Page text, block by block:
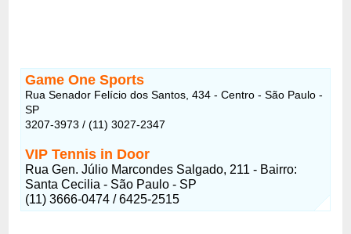
Game One Sports
Rua Senador Felício dos Santos, 434 - Centro - São Paulo -
SP
3207-3973 / (11) 3027-2347
VIP Tennis in Door
Rua Gen. Júlio Marcondes Salgado, 211 - Bairro:
Santa Cecilia - São Paulo - SP
(11) 3666-0474 / 6425-2515